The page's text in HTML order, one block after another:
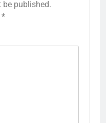
published.
*